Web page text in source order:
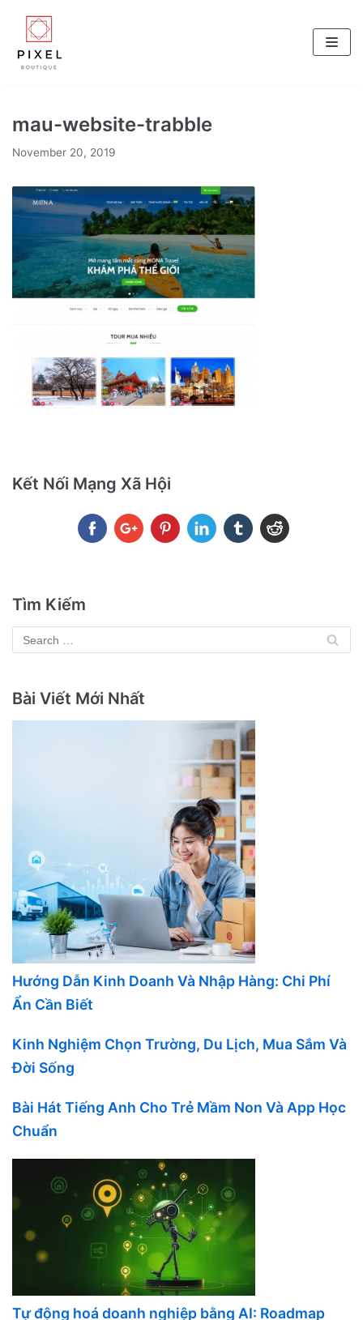
Skip
to
content
mau-website-trabble
November 20, 2019
Kết Nối Mạng Xã Hội
Tìm Kiếm
Bài Viết Mới Nhất
Hướng Dẫn Kinh Doanh Và Nhập Hàng: Chi Phí
Ẩn Cần Biết
Kinh Nghiệm Chọn Trường, Du Lịch, Mua Sắm Và
Đời Sống
Bài Hát Tiếng Anh Cho Trẻ Mầm Non Và App Học
Chuẩn
Tự động hoá doanh nghiệp bằng AI: Roadmap